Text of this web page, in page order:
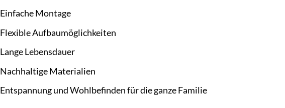
Einfache Montage
Flexible Aufbaumöglichkeiten
Lange Lebensdauer
Nachhaltige Materialien
Entspannung und Wohlbefinden für die ganze Familie